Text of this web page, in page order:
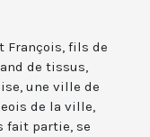
François, fils de
de tissus,
une ville de
de la ville,
fait partie, se